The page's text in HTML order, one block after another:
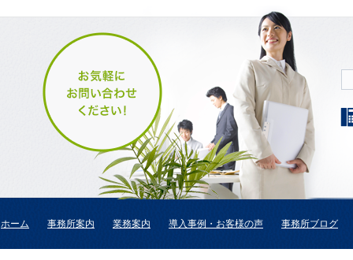
ホーム 事務所案内 業務案内 導入事例・お客様の声 事務所ブログ